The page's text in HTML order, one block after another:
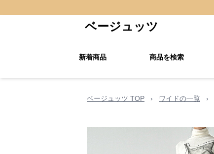
ベージュッツ
新着商品 商品を検索
ベージュッツ TOP › ワイドの一覧 ›